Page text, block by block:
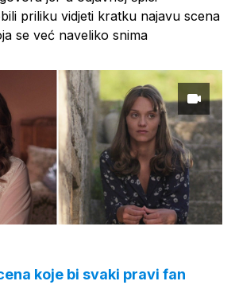
priliku vidjeti kratku najavu scena
se već naveliko snima
koje bi svaki pravi fan